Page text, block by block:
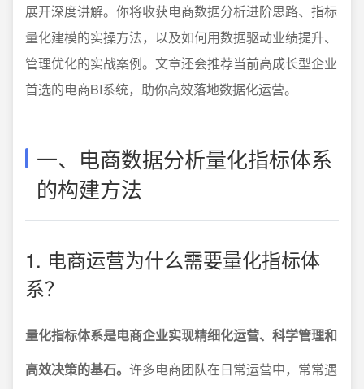
展开深度讲解。你将收获电商数据分析进阶思路、指标
量化建模的实操方法，以及如何用数据驱动业绩提升、
管理优化的实战案例。文章还会推荐当前高成长型企业
首选的电商BI系统，助你高效落地数据化运营。
一、电商数据分析量化指标体系
的构建方法
1. 电商运营为什么需要量化指标体
系？
量化指标体系是电商企业实现精细化运营、科学管理和
高效决策的基石。 许多电商团队在日常运营中，常常遇